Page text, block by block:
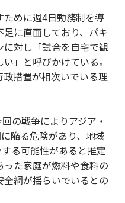
めに週4日勤務制を導
に直面しており、パキ
対し「試合を自宅で観
」と呼びかけている。
措置が相次いでいる理
の戦争によりアジア・
陥る危険があり、地域
る可能性があると推定
た家庭が燃料や食料の
網が揺らいでいるとの